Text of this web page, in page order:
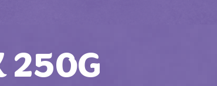
250G